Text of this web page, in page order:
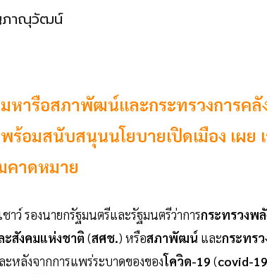
ภาณุวัฒน์
ารือสภาพัฒน์และกระทรวงการคลั
อมสนับสนุนนโยบายเปิดเมือง เผย
คาดหมาย
รองนายกรัฐมนตรีและรัฐมนตรีว่าการกระทรวงพลั
สังคมแห่งชาติ (สศช.) หรือสภาพัฒน์ และกระทรว
หลังจากการแพร่ระบาดของของโควิด-19 (covid-19